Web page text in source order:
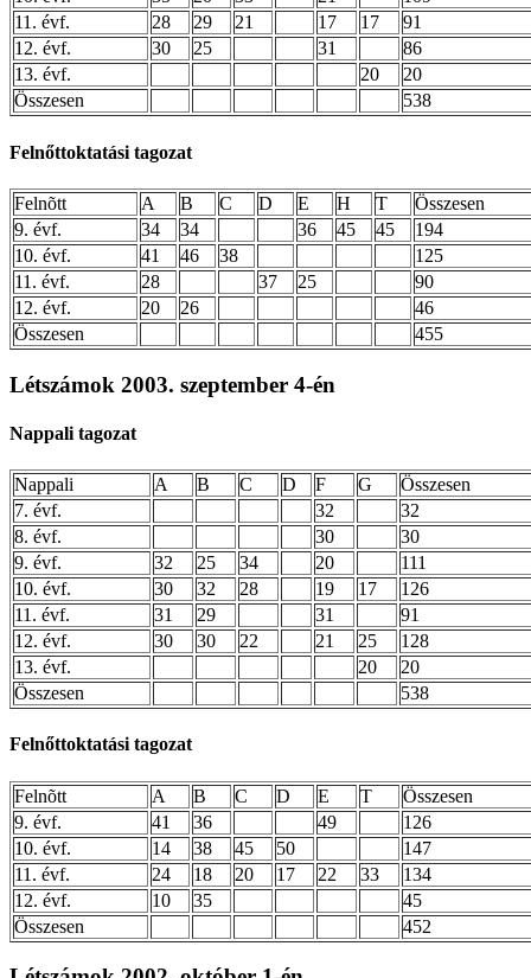
11. évf.
28 29 21 17 17
91
12. évf.
30 25 31
86
13. évf.
20
20
Összesen
538
Felnőttoktatási tagozat
Felnõtt A B C D E H T
Összesen
9. évf.
34 34 36 45 45
194
10. évf.
41 46 38
125
11. évf.
28 37 25
90
12. évf.
20 26
46
Összesen
455
Létszámok 2003. szeptember 4-én
Nappali tagozat
Nappali A B C D F G
Összesen
7. évf.
32
32
8. évf.
30
30
9. évf.
32 25 34 20
111
10. évf.
30 32 28 19 17
126
11. évf.
31 29 31
91
12. évf.
30 30 22 21 25
128
13. évf.
20
20
Összesen
538
Felnőttoktatási tagozat
Felnõtt A B C D E T
Összesen
9. évf.
41 36 49
126
10. évf.
14 38 45 50
147
11. évf.
24 18 20 17 22 33
134
12. évf.
10 35
45
Összesen
452